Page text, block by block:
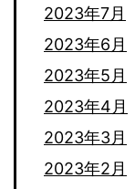
2023年7月
2023年6月
2023年5月
2023年4月
2023年3月
2023年2月